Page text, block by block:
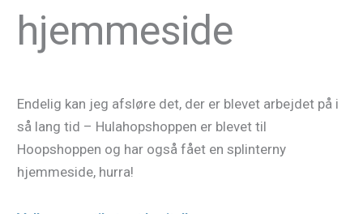
hjemmeside
Endelig kan jeg afsløre det, der er blevet arbejdet på i
så lang tid – Hulahopshoppen er blevet til
Hoopshoppen og har også fået en splinterny
hjemmeside, hurra!